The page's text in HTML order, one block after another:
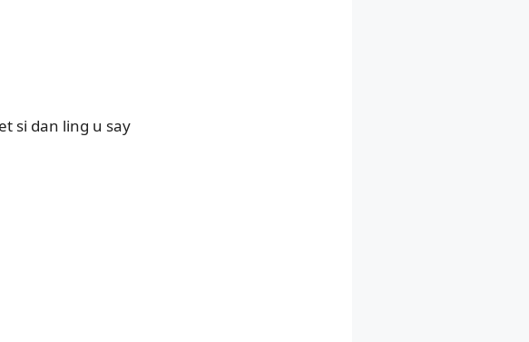
si dan ling u say